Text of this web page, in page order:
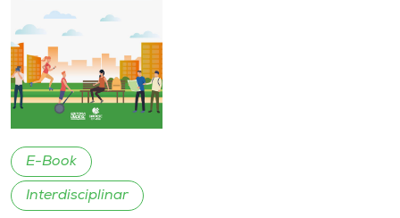
Internacionalização
I.nova
Cultura
E-Book
Interdisciplinar